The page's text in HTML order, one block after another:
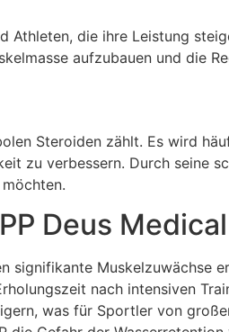
Athleten, die ihre Leistung
aufzubauen und die
Steroiden zählt. Es wird
zu verbessern. Durch seine
Deus Medical
signifikante Muskelzuwächse
nach intensiven
was für Sportler von